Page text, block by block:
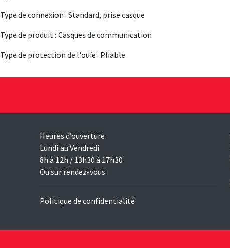
Type de connexion : Standard, prise casque
Type de produit : Casques de communication
Type de protection de l'ouïe : Pliable
Heures d’ouverture
Lundi au Vendredi
8h à 12h / 13h30 à 17h30
Ou sur rendez-vous.
Politique de confidentialité